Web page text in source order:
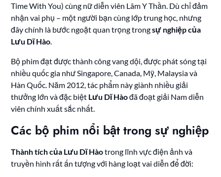
Time With You) cùng nữ diễn viên Lâm Y Thần. Dù chỉ đảm
nhận vai phụ – một người bạn cùng lớp trung học, nhưng
đây chính là bước ngoặt quan trọng trongsự nghiệp của
Lưu Dĩ Hào.
Bộ phim đạt được thành công vang dội, được phát sóng tại
nhiều quốc gia như Singapore, Canada, Mỹ, Malaysia và
Hàn Quốc. Năm 2012, tác phẩm này giành nhiều giải
thưởng lớn và đặc biệt Lưu Dĩ Hàođã đoạt giải Nam diễn
viên chính xuất sắc nhất.
Các bộ phim nổi bật trong sự nghiệp
Thành tích của Lưu Dĩ Hàotrong lĩnh vực điện ảnh và
truyền hình rất ấn tượng với hàng loạt vai diễn để đời: